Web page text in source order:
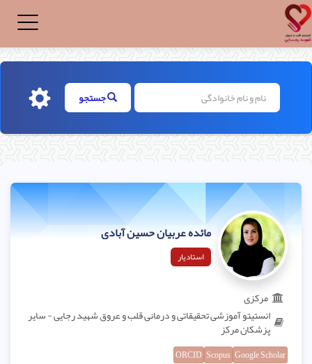
جستجو
مائده عربیان حسین آبادی
استادیار
مرکزی
انستیتو آموزشی تحقیقاتی و درمانی قلب و عروق شهید رجایی - سایر
پزشکان مرکز
Google Scholar
Scopus
ORCID